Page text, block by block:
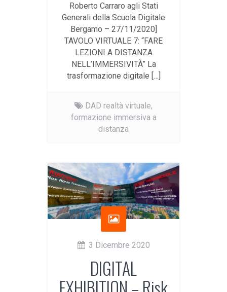
Roberto Carraro agli Stati
Generali della Scuola Digitale
Bergamo – 27/11/2020]
TAVOLO VIRTUALE 7: “FARE
LEZIONI A DISTANZA
NELL’IMMERSIVITÀ” La
trasformazione digitale […]
DAD realtà virtuale,
formazione immersiva a
distanza
3 Dicembre 2020
DIGITAL